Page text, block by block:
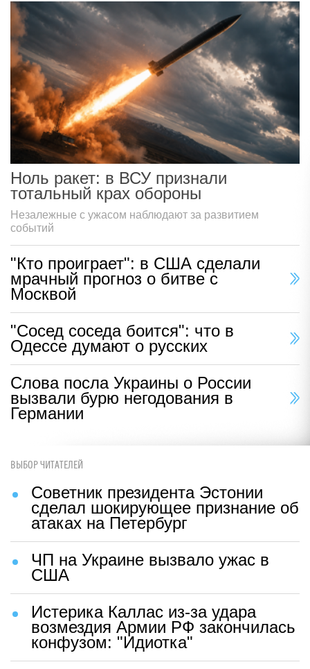
Ноль ракет: в ВСУ признали
тотальный крах обороны
Незалежные с ужасом наблюдают за развитием
событий
"Кто проиграет": в США сделали
мрачный прогноз о битве с
Москвой
"Сосед соседа боится": что в
Одессе думают о русских
Слова посла Украины о России
вызвали бурю негодования в
Германии
ВЫБОР ЧИТАТЕЛЕЙ
Советник президента Эстонии
сделал шокирующее признание об
атаках на Петербург
ЧП на Украине вызвало ужас в
США
Истерика Каллас из-за удара
возмездия Армии РФ закончилась
конфузом: "Идиотка"